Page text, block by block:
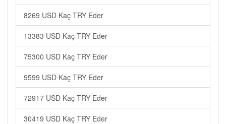
8269 USD Kaç TRY Eder
13383 USD Kaç TRY Eder
75300 USD Kaç TRY Eder
9599 USD Kaç TRY Eder
72917 USD Kaç TRY Eder
30419 USD Kaç TRY Eder